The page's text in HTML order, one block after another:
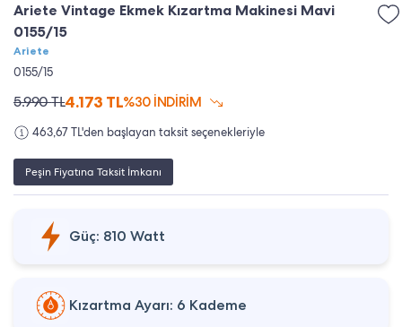
Ariete Vintage Ekmek Kızartma Makinesi Mavi
0155/15
Ariete
0155/15
5.990TL4.173 TL%30 İNDİRİM
463,67 TL'den başlayan taksit seçenekleriyle
Peşin Fiyatına Taksit İmkanı
Güç: 810 Watt
Kızartma Ayarı: 6 Kademe